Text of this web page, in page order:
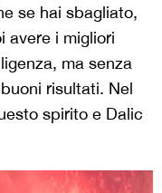
se hai sbagliato,
avere i migliori
ma senza
risultati. Nel
spirito e Dalic